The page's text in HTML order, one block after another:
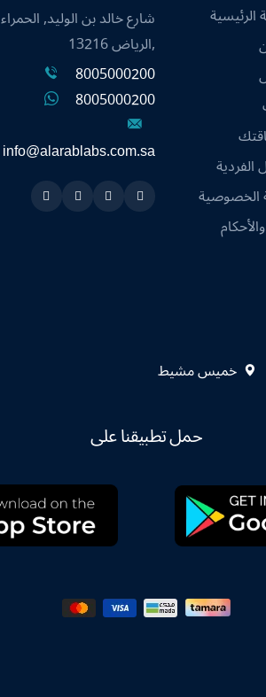
الفردية
شارع خالد بن الوليد, الحمراء
,الرياض 13216
8005000200
8005000200
info@alarablabs.com.sa
Snapchat
Twitter
Linkedin
Instagram
خميس مشيط
حمل تطبيقنا على